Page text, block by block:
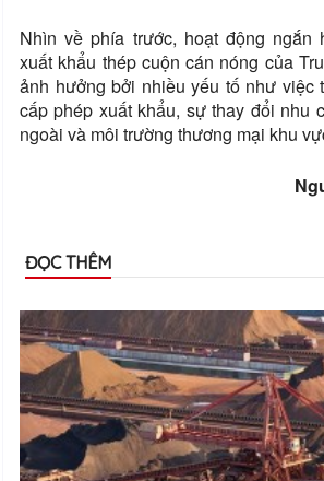
Nhìn về phía trước, hoạt động ngắn
xuất khẩu thép cuộn cán nóng của
ảnh hưởng bởi nhiều yếu tố như việc
cấp phép xuất khẩu, sự thay đổi nhu
ngoài và môi trường thương mại khu
ĐỌC THÊM